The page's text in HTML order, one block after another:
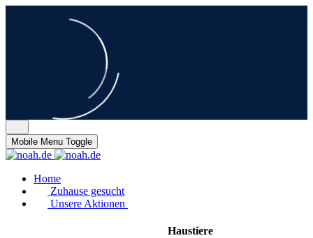
Mobile Menu Toggle
Home
Zuhause gesucht
Unsere Aktionen
Haustiere